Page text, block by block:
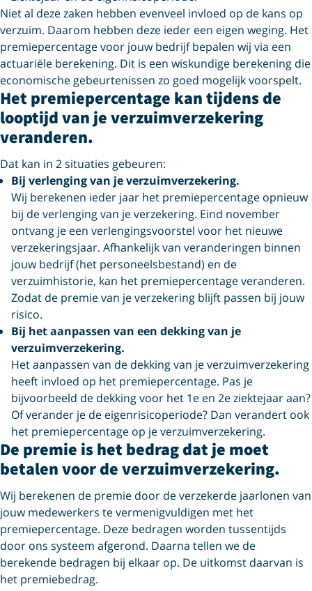
Niet al deze zaken hebben evenveel invloed op de kans op
verzuim. Daarom hebben deze ieder een eigen weging. Het
premiepercentage voor jouw bedrijf bepalen wij via een
actuariële berekening. Dit is een wiskundige berekening die
economische gebeurtenissen zo goed mogelijk voorspelt.
Het premiepercentage kan tijdens de
looptijd van je verzuimverzekering
veranderen.
Dat kan in 2 situaties gebeuren:
Bij verlenging van je verzuimverzekering.
Wij berekenen ieder jaar het premiepercentage opnieuw
bij de verlenging van je verzekering. Eind november
ontvang je een verlengingsvoorstel voor het nieuwe
verzekeringsjaar. Afhankelijk van veranderingen binnen
jouw bedrijf (het personeelsbestand) en de
verzuimhistorie, kan het premiepercentage veranderen.
Zodat de premie van je verzekering blijft passen bij jouw
risico.
Bij het aanpassen van een dekking van je
verzuimverzekering.
Het aanpassen van de dekking van je verzuimverzekering
heeft invloed op het premiepercentage. Pas je
bijvoorbeeld de dekking voor het 1e en 2e ziektejaar aan?
Of verander je de eigenrisicoperiode? Dan verandert ook
het premiepercentage op je verzuimverzekering.
De premie is het bedrag dat je moet
betalen voor de verzuimverzekering.
Wij berekenen de premie door de verzekerde jaarlonen van
jouw medewerkers te vermenigvuldigen met het
premiepercentage. Deze bedragen worden tussentijds
door ons systeem afgerond. Daarna tellen we de
berekende bedragen bij elkaar op. De uitkomst daarvan is
het premiebedrag.